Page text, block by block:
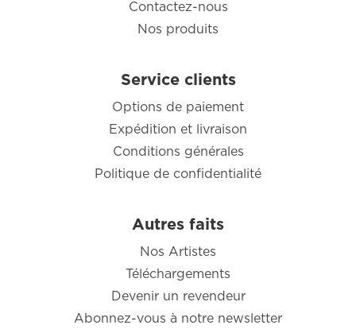
Contactez-nous
Nos produits
Service clients
Options de paiement
Expédition et livraison
Conditions générales
Politique de confidentialité
Autres faits
Nos Artistes
Téléchargements
Devenir un revendeur
Abonnez-vous à notre newsletter